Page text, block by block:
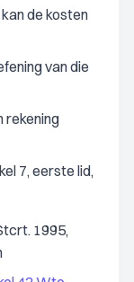
de kosten
van die
rekening
7, eerste lid,
1995,